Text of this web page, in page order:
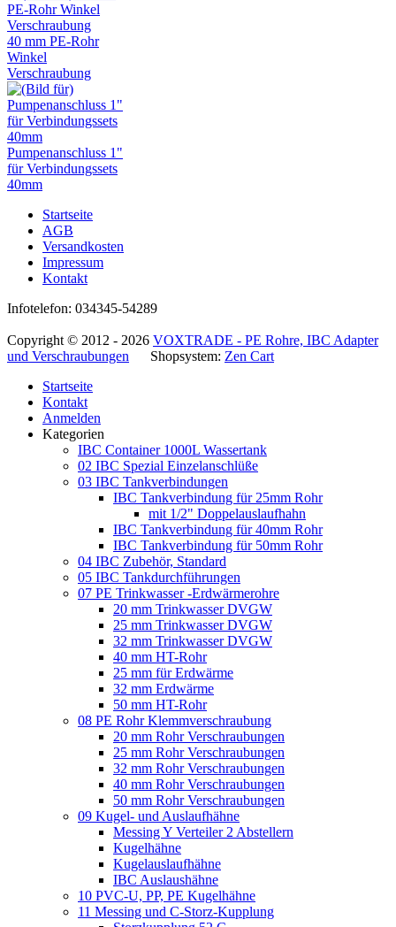
40 mm PE-Rohr
Winkel
Verschraubung
Pumpenanschluss 1"
für Verbindungssets
40mm
Startseite
AGB
Versandkosten
Impressum
Kontakt
Infotelefon: 034345-54289
Copyright © 2012 - 2026 VOXTRADE - PE Rohre, IBC Adapter
und Verschraubungen Shopsystem: Zen Cart
Startseite
Kontakt
Anmelden
Kategorien
IBC Container 1000L Wassertank
02 IBC Spezial Einzelanschlüße
03 IBC Tankverbindungen
IBC Tankverbindung für 25mm Rohr
mit 1/2" Doppelauslaufhahn
IBC Tankverbindung für 40mm Rohr
IBC Tankverbindung für 50mm Rohr
04 IBC Zubehör, Standard
05 IBC Tankdurchführungen
07 PE Trinkwasser -Erdwärmerohre
20 mm Trinkwasser DVGW
25 mm Trinkwasser DVGW
32 mm Trinkwasser DVGW
40 mm HT-Rohr
25 mm für Erdwärme
32 mm Erdwärme
50 mm HT-Rohr
08 PE Rohr Klemmverschraubung
20 mm Rohr Verschraubungen
25 mm Rohr Verschraubungen
32 mm Rohr Verschraubungen
40 mm Rohr Verschraubungen
50 mm Rohr Verschraubungen
09 Kugel- und Auslaufhähne
Messing Y Verteiler 2 Abstellern
Kugelhähne
Kugelauslaufhähne
IBC Auslaushähne
10 PVC-U, PP, PE Kugelhähne
11 Messing und C-Storz-Kupplung